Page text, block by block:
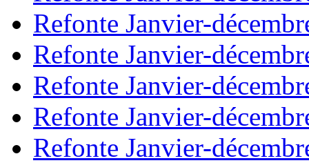
Refonte Janvier-
Refonte Janvier-
Refonte Janvier-
Refonte Janvier-
Refonte Janvier-